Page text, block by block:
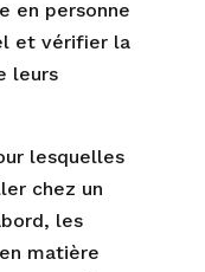
en personne
et vérifier la
leurs
lesquelles
chez un
les
matière